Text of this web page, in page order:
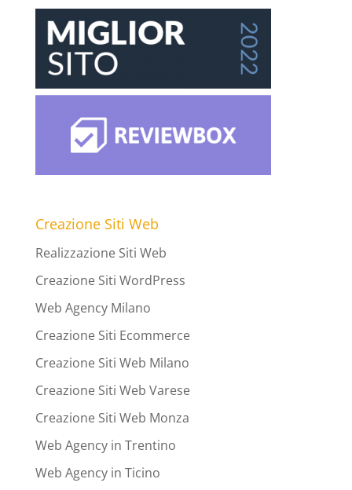
Creazione Siti Web
Realizzazione Siti Web
Creazione Siti WordPress
Web Agency Milano
Creazione Siti Ecommerce
Creazione Siti Web Milano
Creazione Siti Web Varese
Creazione Siti Web Monza
Web Agency in Trentino
Web Agency in Ticino